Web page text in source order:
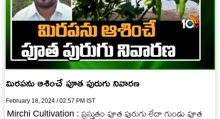
మిరపను ఆశించే పూత పురుగు నివారణ
February 18, 2024 / 02:57 PM IST
Mirchi Cultivation : ప్రస్తుతం పూత పురుగు లేదా గుండు పూత